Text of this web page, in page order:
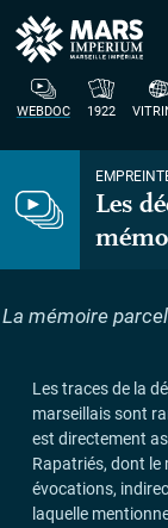
WEBDOC 1922
Les
La mémoire
Les traces de la
marseillais sont
est directement
Rapatriés, dont le
évocations,
laquelle